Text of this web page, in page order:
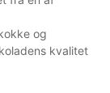
og
kvalitet